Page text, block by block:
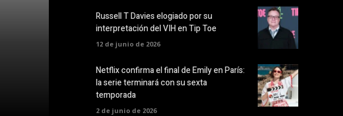
Russell T Davies elogiado por su
interpretación del VIH en Tip Toe
12 de junio de 2026
Netflix confirma el final de Emily en París:
la serie terminará con su sexta
temporada
2 de junio de 2026